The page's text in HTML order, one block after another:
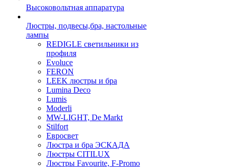
Высоковольтная аппаратура
Люстры, подвесы,бра, настольные
лампы
REDIGLE светильники из
профиля
Evoluce
FERON
LEEK люстры и бра
Lumina Deco
Lumis
Moderli
MW-LIGHT, De Markt
Stilfort
Евросвет
Люстра и бра ЭСКАДА
Люстры CITILUX
Люстры Favourite, F-Promo